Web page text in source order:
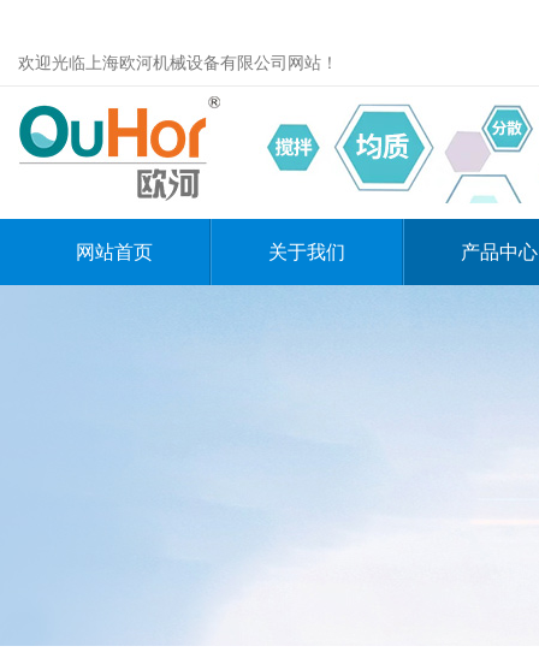
欢迎光临上海欧河机械设备有限公司网站！
网站首页 关于我们 产品中心